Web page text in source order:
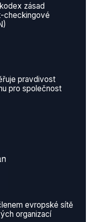
zásad
checkingové
pravdivost
pro společnost
evropské sítě
organizací